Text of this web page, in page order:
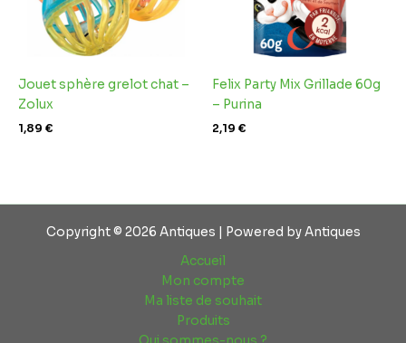
Jouet sphère grelot chat –
Zolux
1,89 €
Felix Party Mix Grillade 60g
– Purina
2,19 €
Copyright © 2026 Antiques | Powered by Antiques
Accueil
Mon compte
Ma liste de souhait
Produits